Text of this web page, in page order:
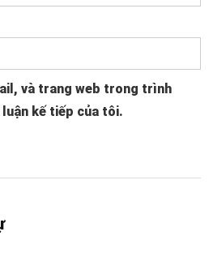
và trang web trong trình
kế tiếp của tôi.